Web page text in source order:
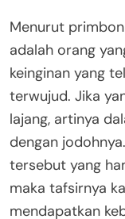
Menurut
adalah orang
keinginan yang
terwujud. Jika
lajang, artinya
dengan
tersebut yang
maka tafsirnya
mendapatkan